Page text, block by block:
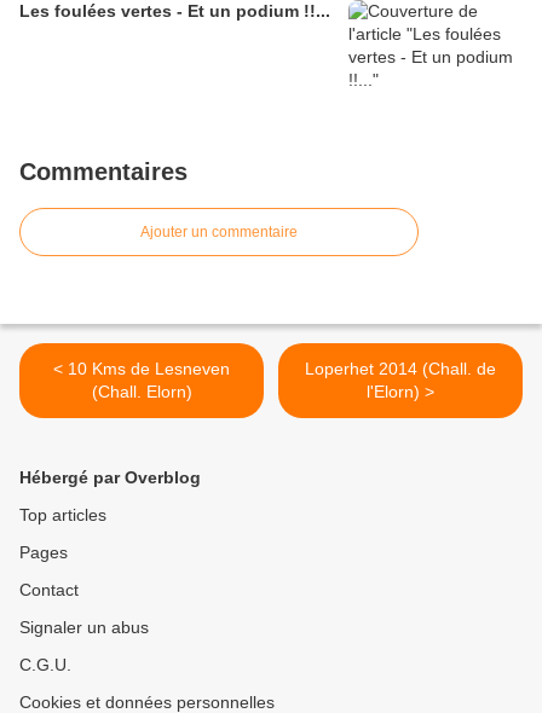
Les foulées vertes - Et un podium !!...
Commentaires
Ajouter un commentaire
< 10 Kms de Lesneven
(Chall. Elorn)
Loperhet 2014 (Chall. de
l'Elorn) >
Hébergé par Overblog
Top articles
Pages
Contact
Signaler un abus
C.G.U.
Cookies et données personnelles